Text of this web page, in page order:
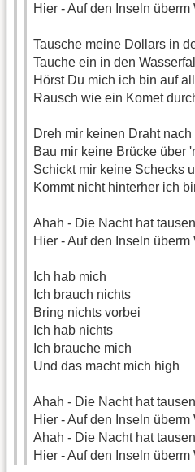
Hier - Auf den Inseln überm
Tausche meine Dollars in
Tauche ein in den Wasserfall
Hörst Du mich ich bin auf
Rausch wie ein Komet
Dreh mir keinen Draht nach
Bau mir keine Brücke über
Schickt mir keine Schecks
Kommt nicht hinterher ich
Ahah - Die Nacht hat
Hier - Auf den Inseln überm
Ich hab mich
Ich brauch nichts
Bring nichts vorbei
Ich hab nichts
Ich brauche mich
Und das macht mich high
Ahah - Die Nacht hat
Hier - Auf den Inseln überm
Ahah - Die Nacht hat
Hier - Auf den Inseln überm